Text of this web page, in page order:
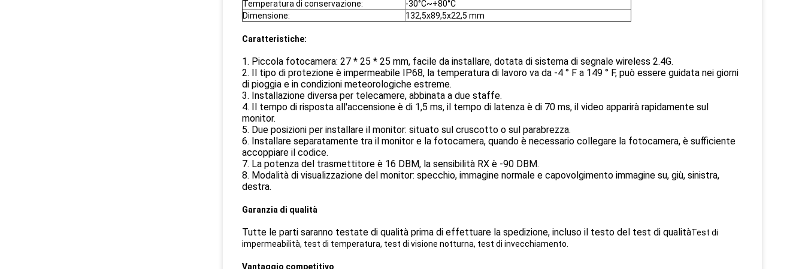
Temperatura di conservazione:
-30°C~+80°C
Dimensione:
132,5x89,5x22,5 mm
Caratteristiche:
1. Piccola fotocamera: 27 * 25 * 25 mm, facile da installare, dotata di sistema di segnale wireless 2.4G.
2. Il tipo di protezione è impermeabile IP68, la temperatura di lavoro va da -4 ° F a 149 ° F, può essere guidata nei giorni
di pioggia e in condizioni meteorologiche estreme.
3. Installazione diversa per telecamere, abbinata a due staffe.
4. Il tempo di risposta all'accensione è di 1,5 ms, il tempo di latenza è di 70 ms, il video apparirà rapidamente sul
monitor.
5. Due posizioni per installare il monitor: situato sul cruscotto o sul parabrezza.
6. Installare separatamente tra il monitor e la fotocamera, quando è necessario collegare la fotocamera, è sufficiente
accoppiare il codice.
7. La potenza del trasmettitore è 16 DBM, la sensibilità RX è -90 DBM.
8. Modalità di visualizzazione del monitor: specchio, immagine normale e capovolgimento immagine su, giù, sinistra,
destra.
Garanzia di qualità
Tutte le parti saranno testate di qualità prima di effettuare la spedizione, incluso il testo del test di qualitàTest di
impermeabilità, test di temperatura, test di visione notturna, test di invecchiamento.
Vantaggio competitivo